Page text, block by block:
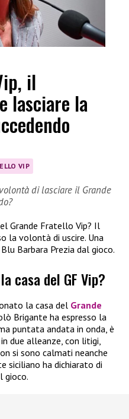
il
lasciare la
VIP
di lasciare il Grande
Grande Fratello Vip? Il
la volontà di uscire. Una
Barbara Prezia dal gioco.
casa del GF Vip?
la casa del Grande
Brigante ha espresso la
puntata andata in onda, è
due alleanze, con litigi,
si sono calmati neanche
siciliano ha dichiarato di
gioco.